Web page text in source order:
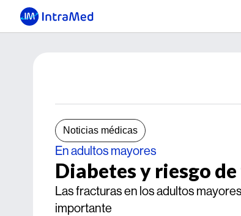
Noticias médicas
En adultos mayores
Diabetes y riesgo
Las fracturas en los adultos
importante